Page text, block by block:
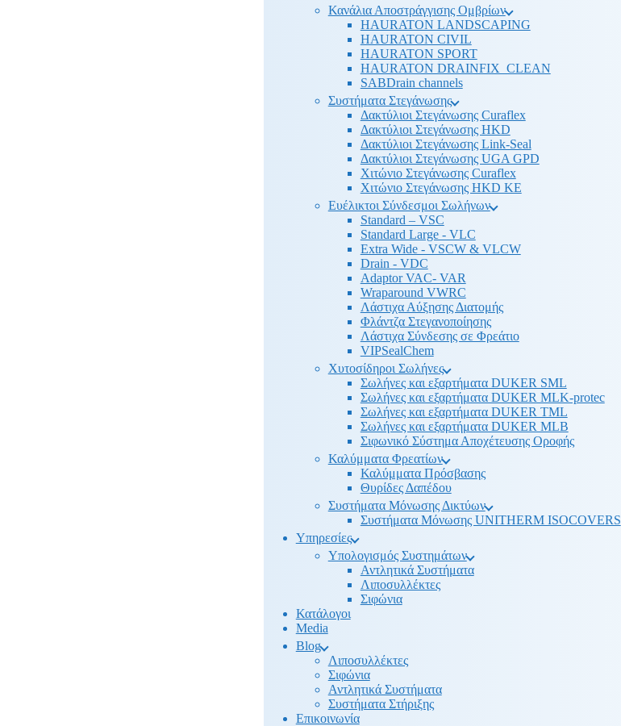
Κανάλια Αποστράγγισης Ομβρίων
HAURATON LANDSCAPING
HAURATON CIVIL
HAURATON SPORT
HAURATON DRAINFIX_CLEAN
SABDrain channels
Συστήματα Στεγάνωσης
Δακτύλιοι Στεγάνωσης Curaflex
Δακτύλιοι Στεγάνωσης HKD
Δακτύλιοι Στεγάνωσης Link-Seal
Δακτύλιοι Στεγάνωσης UGA GPD
Χιτώνιο Στεγάνωσης Curaflex
Χιτώνιο Στεγάνωσης HKD KE
Ευέλικτοι Σύνδεσμοι Σωλήνων
Standard – VSC
Standard Large - VLC
Extra Wide - VSCW & VLCW
Drain - VDC
Adaptor VAC- VAR
Wraparound VWRC
Λάστιχα Αύξησης Διατομής
Φλάντζα Στεγανοποίησης
Λάστιχα Σύνδεσης σε Φρεάτιο
VIPSealChem
Χυτοσίδηροι Σωλήνες
Σωλήνες και εξαρτήματα DUKER SML
Σωλήνες και εξαρτήματα DUKER MLK-protec
Σωλήνες και εξαρτήματα DUKER TML
Σωλήνες και εξαρτήματα DUKER MLB
Σιφωνικό Σύστημα Αποχέτευσης Οροφής
Καλύμματα Φρεατίων
Καλύμματα Πρόσβασης
Θυρίδες Δαπέδου
Συστήματα Μόνωσης Δικτύων
Συστήματα Μόνωσης UNITHERM ISOCOVERS
Υπηρεσίες
Υπολογισμός Συστημάτων
Αντλητικά Συστήματα
Λιποσυλλέκτες
Σιφώνια
Κατάλογοι
Media
Βlog
Λιποσυλλέκτες
Σιφώνια
Αντλητικά Συστήματα
Συστήματα Στήριξης
Επικοινωνία